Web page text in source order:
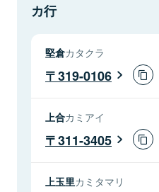
カ行
堅倉カタクラ
319-0106
上合カミアイ
311-3405
上玉里カミタマリ